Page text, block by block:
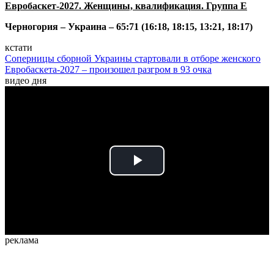
Евробаскет-2027. Женщины, квалификация. Группа Е
Черногория – Украина – 65:71 (16:18, 18:15, 13:21, 18:17)
кстати
Соперницы сборной Украины стартовали в отборе женского
Евробаскета-2027 – произошел разгром в 93 очка
видео дня
Play
реклама